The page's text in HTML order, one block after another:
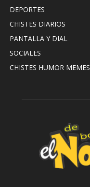
DEPORTES
CHISTES DIARIOS
PANTALLA Y DIAL
SOCIALES
CHISTES HUMOR MEMES